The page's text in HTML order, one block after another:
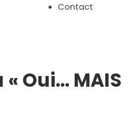
Contact
Oui… MAIS